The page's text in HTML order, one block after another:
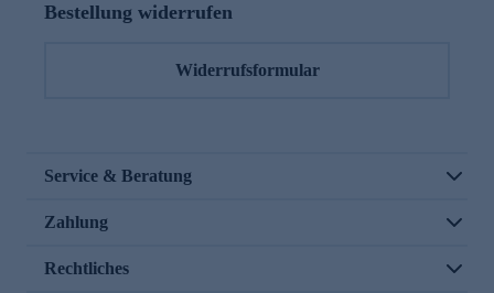
Bestellung widerrufen
Widerrufsformular
Service & Beratung
Zahlung
Rechtliches